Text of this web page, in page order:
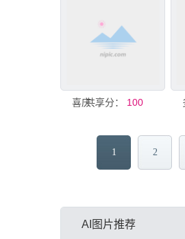
喜庆中国风红色节庆背景
共享分： 100
1 2
AI图片推荐